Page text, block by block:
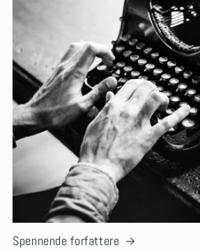
Spennende forfattere